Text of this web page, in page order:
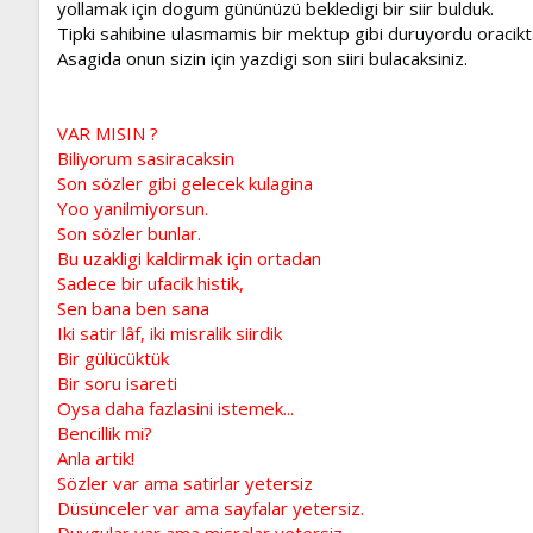
yollamak için dogum gününüzü bekledigi bir siir bulduk.
Tipki sahibine ulasmamis bir mektup gibi duruyordu
Asagida onun sizin için yazdigi son siiri bulacaksiniz.
VAR MISIN ?
Biliyorum sasiracaksin
Son sözler gibi gelecek kulagina
Yoo yanilmiyorsun.
Son sözler bunlar.
Bu uzakligi kaldirmak için ortadan
Sadece bir ufacik histik,
Sen bana ben sana
Iki satir lâf, iki misralik siirdik
Bir gülücüktük
Bir soru isareti
Oysa daha fazlasini istemek...
Bencillik mi?
Anla artik!
Sözler var ama satirlar yetersiz
Düsünceler var ama sayfalar yetersiz.